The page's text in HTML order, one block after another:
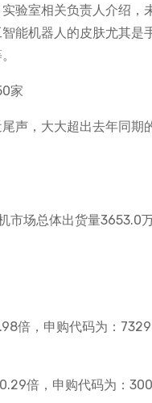
验室相关负责人介绍，
能机器人的皮肤尤其是
家
声，大大超出去年同
场总体出货量3653.0
倍，申购代码为：
倍，申购代码为：